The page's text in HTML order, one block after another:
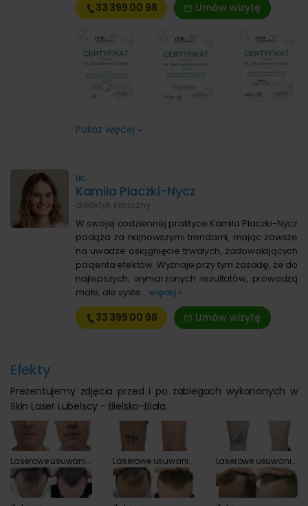
33 399 00 98 Umów wizytę
Pokaż więcej
lic.
Kamila Placzki-Nycz
dietetyk kliniczny
W swojej codziennej praktyce Kamila Placzki-Nycz
podąża za najnowszymi trendami, mając zawsze
na uwadze osiągnięcie trwałych, zadowalających
pacjenta efektów. Wyznaje przy tym zasadę, że do
najlepszych, wymarzonych rezultatów, prowadzą
małe, ale syste...więcej »
33 399 00 98 Umów wizytę
Efekty
Prezentujemy zdjęcia przed i po zabiegach wykonanych w
Skin Laser Lubelscy - Bielsko-Biała.
Laserowe usuwanie tatuaży przed i po zabiegu Laserowe usuwanie tatuaży przed i po zabiegu Laserowe usuwanie tatuaży przed i po zabiegu